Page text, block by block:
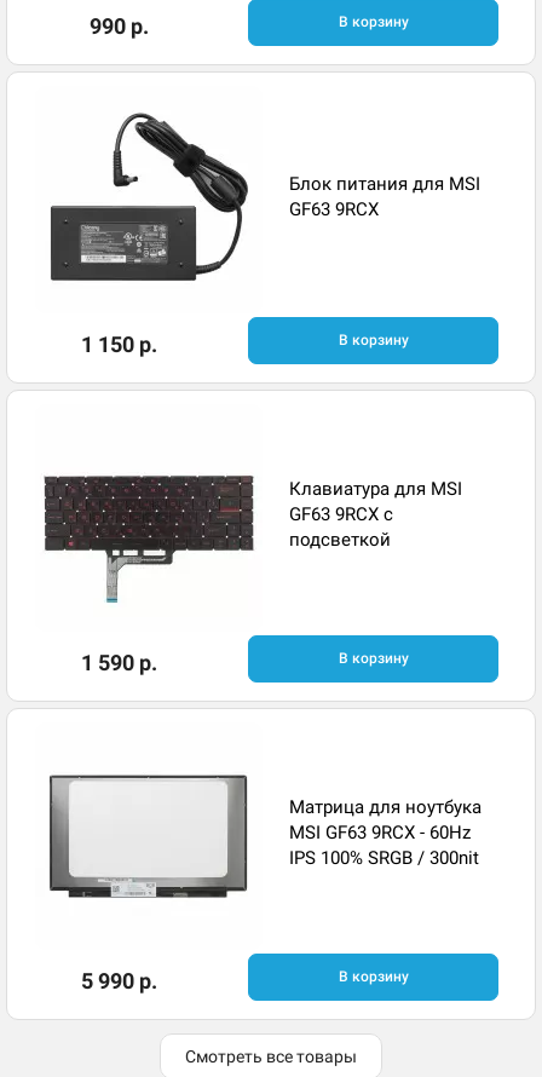
990 р. В корзину
Блок питания для MSI
GF63 9RCX
1 150 р. В корзину
Клавиатура для MSI
GF63 9RCX с
подсветкой
1 590 р. В корзину
Матрица для ноутбука
MSI GF63 9RCX - 60Hz
IPS 100% SRGB / 300nit
5 990 р. В корзину
Смотреть все товары